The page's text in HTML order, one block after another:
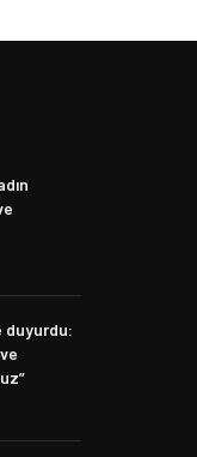
duyurdu: